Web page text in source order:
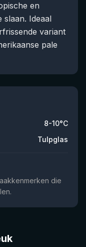
en
Ideaal
variant
pale
8-10°C
Tulpglas
die